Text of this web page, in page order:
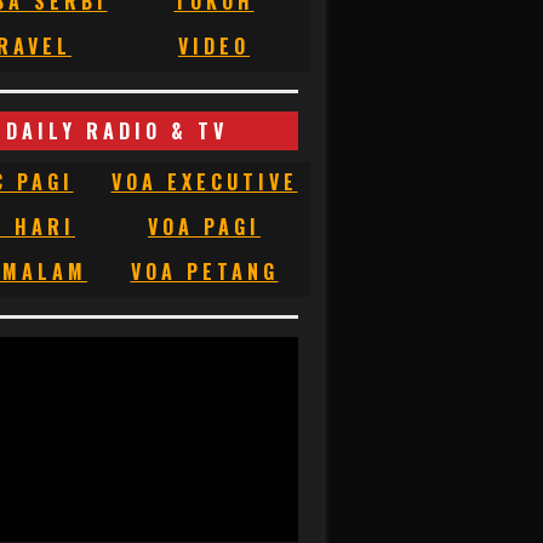
VIDEO
DAILY RADIO & TV
PAGI
VOA EXECUTIVE
HARI
VOA PAGI
VOA PETANG